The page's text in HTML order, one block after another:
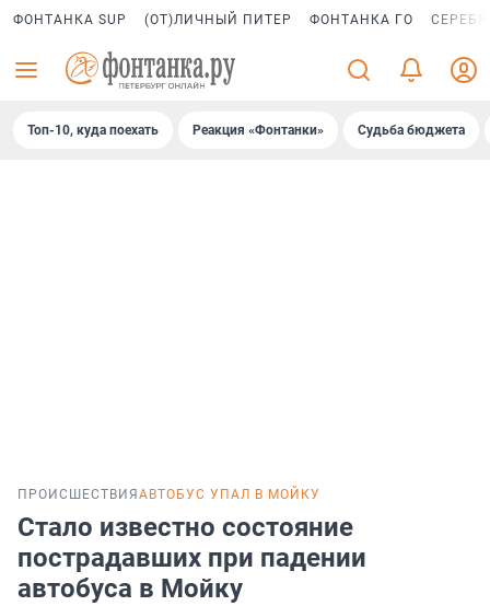
ФОНТАНКА SUP (ОТ)ЛИЧНЫЙ ПИТЕР ФОНТАНКА ГО
Топ-10, куда поехать Реакция «Фонтанки» Судьба бюджета
ПРОИСШЕСТВИЯ АВТОБУС УПАЛ В МОЙКУ
Стало известно состояние
пострадавших при падении
автобуса в Мойку